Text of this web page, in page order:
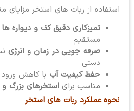
استفاده از ربات های استخر مزایای
تمیزکاری دقیق کف و دیواره ها
مستقیم
صرفه جویی در زمان و انرژی
دستی
حفظ کیفیت آببا کاهش ورود
مناسب برای استخرهای بزرگ
نحوه عملکرد ربات های استخر